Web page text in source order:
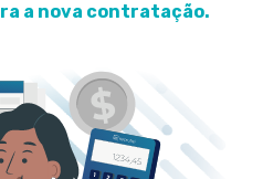
a nova contratação.